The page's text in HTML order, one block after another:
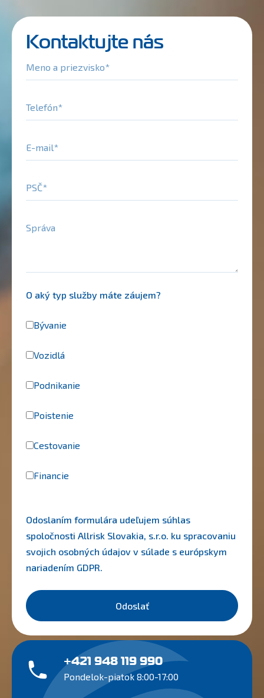
Kontaktujte nás
Meno a priezvisko
Telefón
E-mail
PSČ
Správa
O aký typ služby máte záujem?
Bývanie
Vozidlá
Podnikanie
Poistenie
Cestovanie
Financie
Odoslaním formulára udeľujem súhlas
spoločnosti Allrisk Slovakia, s.r.o. ku spracovaniu
svojich osobných údajov v súlade s európskym
nariadením GDPR.
Odoslať
+421 948 119 990
Pondelok-piatok 8:00-17:00